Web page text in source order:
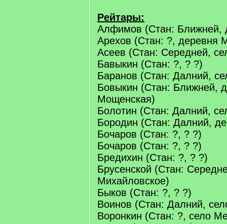
Рейтары:
Алфимов (Стан: Ближней,
Арехов (Стан: ?, деревня
Асеев (Стан: Середней,
Бавыкин (Стан: ?, ? ?)
Баранов (Стан: Далний,
Бовыкин (Стан: Ближней,
Мощенская)
Болотин (Стан: Далний,
Бородин (Стан: Далний,
Бочаров (Стан: ?, ? ?)
Бочаров (Стан: ?, ? ?)
Бредихин (Стан: ?, ? ?)
Брусенской (Стан:
Михайловское)
Быков (Стан: ?, ? ?)
Воинов (Стан: Далний,
Воронкин (Стан: ?, село